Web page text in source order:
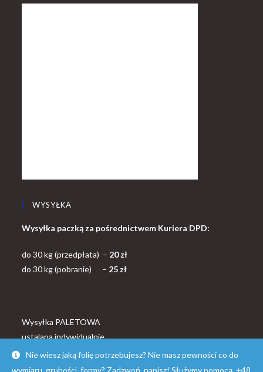
WYSYŁKA
Wysyłka paczką za pośrednictwem Kuriera DPD:
do 30 kg (przedpłata) – 20 zł
do 30 kg (pobranie) – 25 zł
Wysyłka PALETOWA
ustalana indywidualnie
Nie wiesz jaką folię potrzebujesz? Nie masz pewności co do
wymiaru, grubości, formy? Zadzwoń, napisz! Służymy pomocą. +48